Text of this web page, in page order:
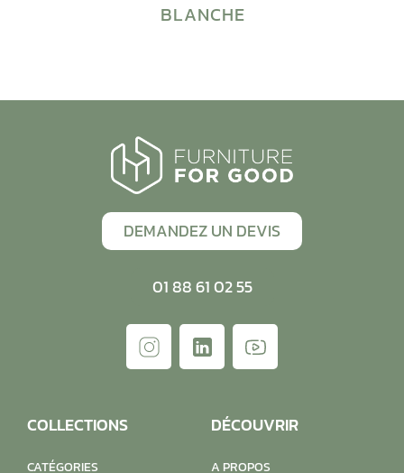
BLANCHE
DEMANDEZ UN DEVIS
01 88 61 02 55
COLLECTIONS
CATÉGORIES
DÉCOUVRIR
A PROPOS